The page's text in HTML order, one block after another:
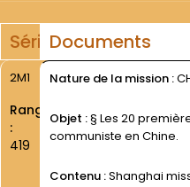
SérieDocuments
2M1
Rang
:
419
Nature de la mission :
Objet :§ Les 20
communiste en Chine.
Contenu :Shanghai missionnaire- supplément à la